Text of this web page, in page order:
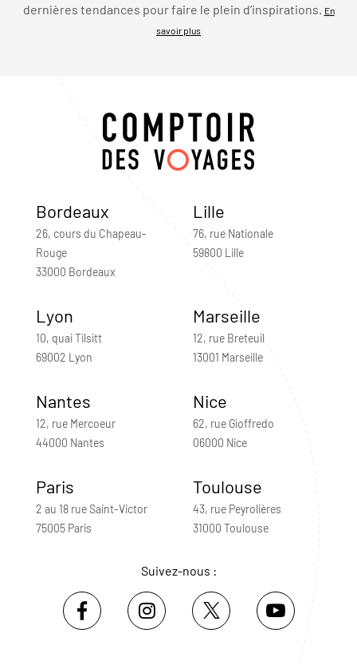
dernières tendances pour faire le plein d’inspirations.
En
savoir plus
Bordeaux
26, cours du Chapeau-
Rouge
33000 Bordeaux
Lille
76, rue Nationale
59800 Lille
Lyon
10, quai Tilsitt
69002 Lyon
Marseille
12, rue Breteuil
13001 Marseille
Nantes
12, rue Mercoeur
44000 Nantes
Nice
62, rue Gioffredo
06000 Nice
Paris
2 au 18 rue Saint-Victor
75005 Paris
Toulouse
43, rue Peyrolières
31000 Toulouse
Suivez-nous :